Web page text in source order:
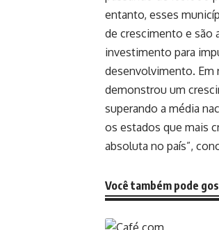
entanto, esses
de crescimento e são
investimento para
desenvolvimento. Em
demonstrou um
superando a média
os estados que mais
absoluta no país”,
Você também pode